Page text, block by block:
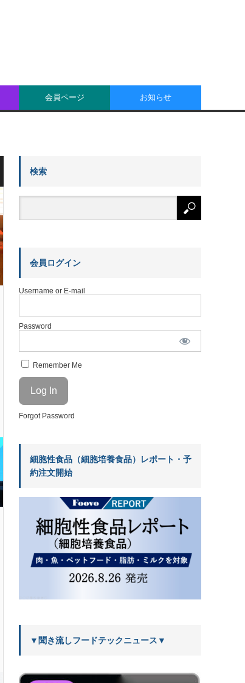
会員ページ お知らせ
検索
会員ログイン
Username or E-mail
Password
Remember Me
Forgot Password
細胞性食品（細胞培養食品）レポート・予
約注文開始
▼聞き流しフードテックニュース▼